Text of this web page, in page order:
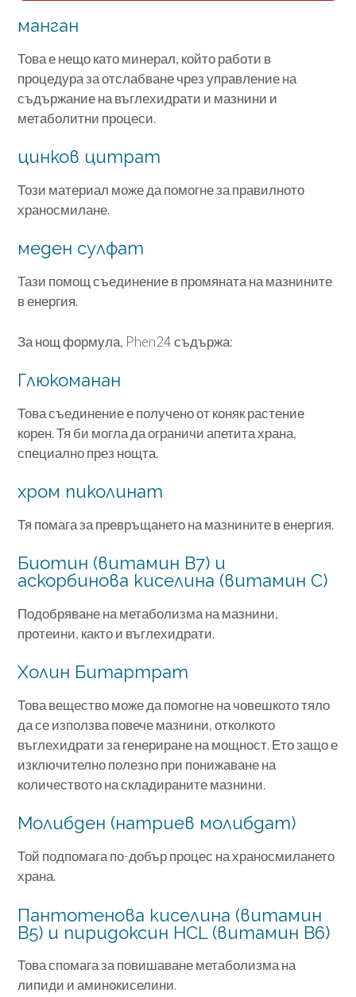
манган
Това е нещо като минерал, който работи в
процедура за отслабване чрез управление на
съдържание на въглехидрати и мазнини и
метаболитни процеси.
цинков цитрат
Този материал може да помогне за правилното
храносмилане.
меден сулфат
Тази помощ съединение в промяната на мазнините
в енергия.
За нощ формула, Phen24 съдържа:
Глюкоманан
Това съединение е получено от коняк растение
корен. Тя би могла да ограничи апетита храна,
специално през нощта.
хром пиколинат
Тя помага за превръщането на мазнините в енергия.
Биотин (витамин В7) и
аскорбинова киселина (витамин С)
Подобряване на метаболизма на мазнини,
протеини, както и въглехидрати.
Холин Битартрат
Това вещество може да помогне на човешкото тяло
да се използва повече мазнини, отколкото
въглехидрати за генериране на мощност. Ето защо е
изключително полезно при понижаване на
количеството на складираните мазнини.
Молибден (натриев молибдат)
Той подпомага по-добър процес на храносмилането
храна.
Пантотенова киселина (витамин
В5) и пиридоксин HCL (витамин В6)
Това спомага за повишаване метаболизма на
липиди и аминокиселини.